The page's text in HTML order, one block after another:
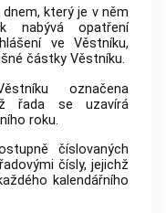
který je v něm
nabývá opatření
ve Věstníku,
částky Věstníku.
označena
řada se uzavírá
roku.
číslovaných
čísly, jejichž
kalendářního